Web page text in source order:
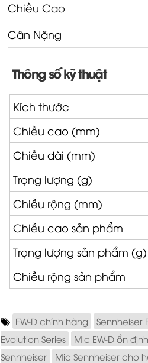
Chiều Cao
Cân Nặng
Thông số kỹ thuật
Kích thước
Chiều cao (mm)
Chiều dài (mm)
Trọng lượng (g)
Chiều rộng (mm)
Chiều cao sản phẩm
Trọng lượng sản phẩm (g)
Chiều rộng sản phẩm
EW-D chính hãng Sennheiser
Evolution Series
Mic EW-D ổn
Sennheiser
Mic Sennheiser cho